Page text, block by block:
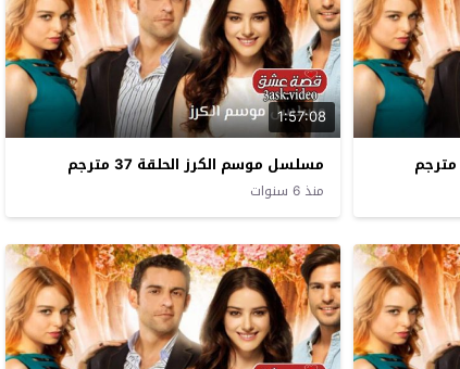
1:57:08
مسلسل موسم الكرز الحلقة 37 مترجم
منذ 6 سنوات